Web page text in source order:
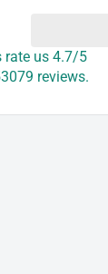
rate us 4.7/5
reviews.